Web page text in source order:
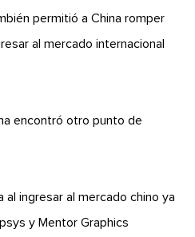
permitió a China romper
al mercado internacional
encontró otro punto de
ingresar al mercado chino ya
y Mentor Graphics